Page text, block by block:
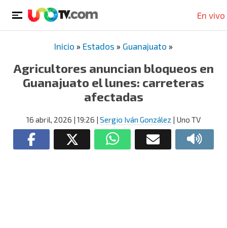
En vivo
Inicio » Estados » Guanajuato »
Agricultores anuncian bloqueos en
Guanajuato el lunes: carreteras
afectadas
16 abril, 2026 | 19:26 | Sergio Iván González | Uno TV